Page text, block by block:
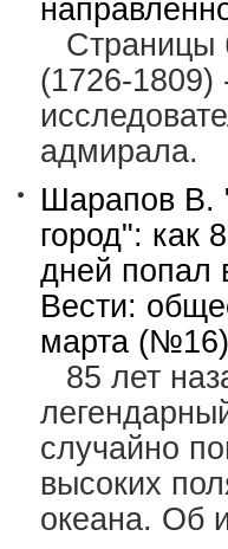
Страницы
(1726-1809)
адмирала.
Шарапов В.
город": как
дней попал
Вести:
марта
85 лет
случайно
высоких
океана. Об